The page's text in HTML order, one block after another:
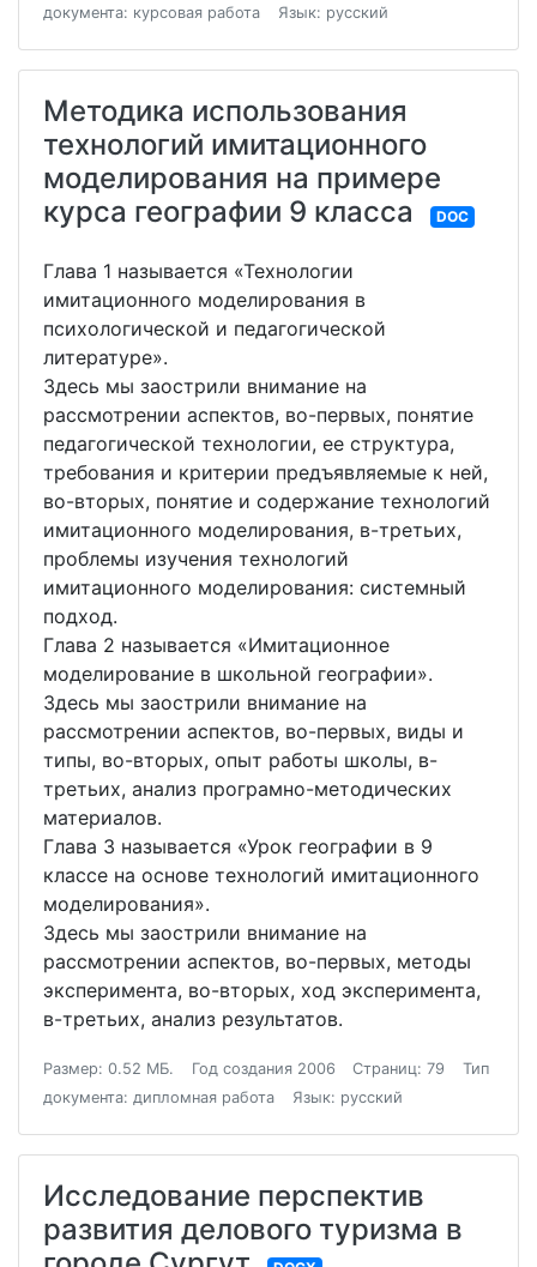
документа: курсовая работа
Язык: русский
Методика использования
технологий имитационного
моделирования на примере
курса географии 9 класса
DOC
Глава 1 называется «Технологии
имитационного моделирования в
психологической и педагогической
литературе».
Здесь мы заострили внимание на
рассмотрении аспектов, во-первых, понятие
педагогической технологии, ее структура,
требования и критерии предъявляемые к ней,
во-вторых, понятие и содержание технологий
имитационного моделирования, в-третьих,
проблемы изучения технологий
имитационного моделирования: системный
подход.
Глава 2 называется «Имитационное
моделирование в школьной географии».
Здесь мы заострили внимание на
рассмотрении аспектов, во-первых, виды и
типы, во-вторых, опыт работы школы, в-
третьих, анализ програмно-методических
материалов.
Глава 3 называется «Урок географии в 9
классе на основе технологий имитационного
моделирования».
Здесь мы заострили внимание на
рассмотрении аспектов, во-первых, методы
эксперимента, во-вторых, ход эксперимента,
в-третьих, анализ результатов.
Размер: 0.52 МБ. Год создания 2006 Страниц: 79
Тип
документа: дипломная работа
Язык: русский
Исследование перспектив
развития делового туризма в